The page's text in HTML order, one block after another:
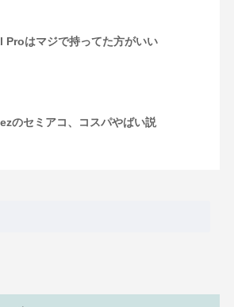
Proはマジで持ってた方がいい
のセミアコ、コスパやばい説